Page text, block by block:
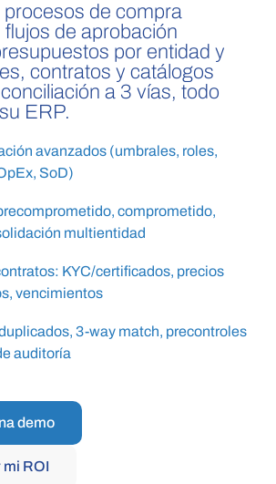
de compra
de aprobación
por entidad y
contratos y catálogos
a 3 vías, todo
ERP.
avanzados (umbrales, roles,
SoD)
comprometido,
multientidad
KYC/certificados, precios
vencimientos
3-way match, precontroles
auditoría
demo
ROI